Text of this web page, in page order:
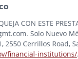
CON ESTE
Solo Nuevo
2550 Cerrillos
financial-institutions/.